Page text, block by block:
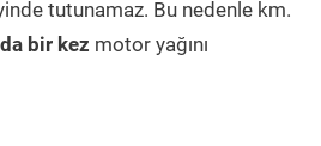
tutunamaz. Bu nedenle km.
bir kez motor yağını